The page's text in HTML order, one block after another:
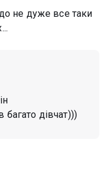
не дуже все таки
дівчат)))